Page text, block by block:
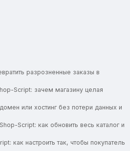
меню
разрозненные заказы в
Script: зачем магазину целая
или хостинг без потери данных и
Script: как обновить весь каталог и
как настроить так, чтобы покупатель